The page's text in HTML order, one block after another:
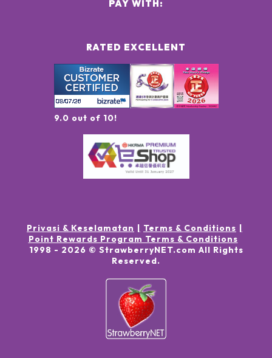
RATED EXCELLENT
9.0 out of 10!
PAY WITH:
Privasi & Keselamatan
Terms & Conditions
Point Rewards Program Terms & Conditions
1998 - 2026 © StrawberryNET.com All Rights
Reserved.